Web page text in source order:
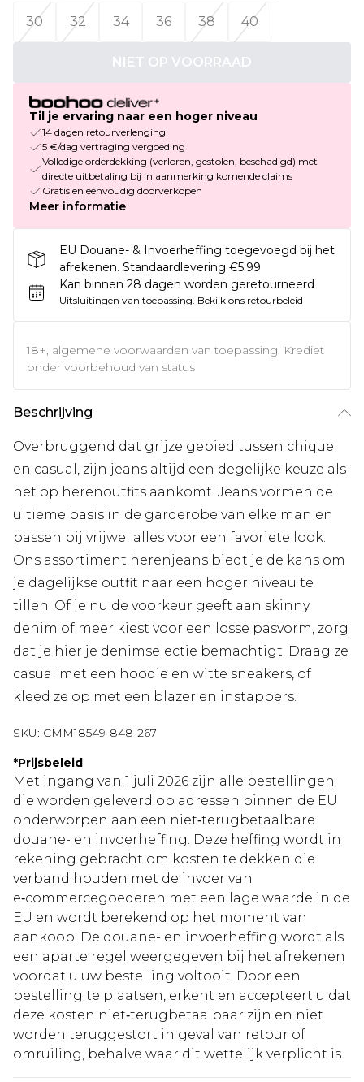
30
32 34 36 38 40
NIET OP VOORRAAD
Til je ervaring naar een hoger niveau
14 dagen retourverlenging
5 €/dag vertraging vergoeding
Volledige orderdekking (verloren, gestolen, beschadigd) met
directe uitbetaling bij in aanmerking komende claims
Gratis en eenvoudig doorverkopen
Meer informatie
EU Douane- & Invoerheffing toegevoegd bij het
afrekenen. Standaardlevering €5.99
Kan binnen 28 dagen worden geretourneerd
Uitsluitingen van toepassing. Bekijk ons retourbeleid
18+, algemene voorwaarden van toepassing. Krediet
onder voorbehoud van status
Beschrijving
Overbruggend dat grijze gebied tussen chique
en casual, zijn jeans altijd een degelijke keuze als
het op herenoutfits aankomt. Jeans vormen de
ultieme basis in de garderobe van elke man en
passen bij vrijwel alles voor een favoriete look.
Ons assortiment herenjeans biedt je de kans om
je dagelijkse outfit naar een hoger niveau te
tillen. Of je nu de voorkeur geeft aan skinny
denim of meer kiest voor een losse pasvorm, zorg
dat je hier je denimselectie bemachtigt. Draag ze
casual met een hoodie en witte sneakers, of
kleed ze op met een blazer en instappers.
SKU: CMM18549-848-267
*Prijsbeleid
Met ingang van 1 juli 2026 zijn alle bestellingen
die worden geleverd op adressen binnen de EU
onderworpen aan een niet‑terugbetaalbare
douane- en invoerheffing. Deze heffing wordt in
rekening gebracht om kosten te dekken die
verband houden met de invoer van
e‑commercegoederen met een lage waarde in de
EU en wordt berekend op het moment van
aankoop. De douane- en invoerheffing wordt als
een aparte regel weergegeven bij het afrekenen
voordat u uw bestelling voltooit. Door een
bestelling te plaatsen, erkent en accepteert u dat
deze kosten niet‑terugbetaalbaar zijn en niet
worden teruggestort in geval van retour of
omruiling, behalve waar dit wettelijk verplicht is.